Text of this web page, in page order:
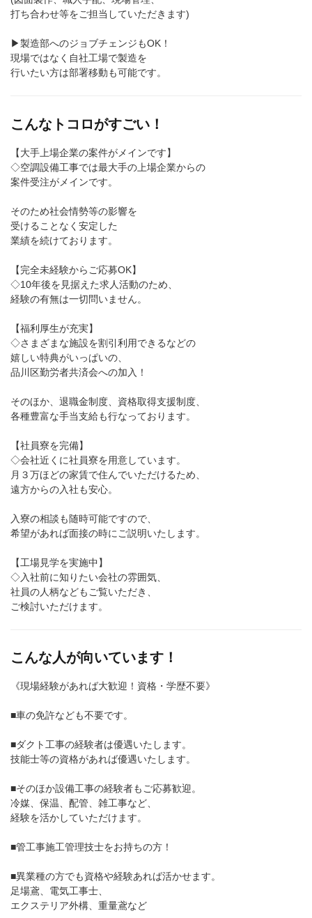
打ち合わせ等をご担当していただきます)
▶︎製造部へのジョブチェンジもOK！
現場ではなく自社工場で製造を
行いたい方は部署移動も可能です。
こんなトコロがすごい！
【大手上場企業の案件がメインです】
◇空調設備工事では最大手の上場企業からの
案件受注がメインです。
そのため社会情勢等の影響を
受けることなく安定した
業績を続けております。
【完全未経験からご応募OK】
◇10年後を見据えた求人活動のため、
経験の有無は一切問いません。
【福利厚生が充実】
◇さまざまな施設を割引利用できるなどの
嬉しい特典がいっぱいの、
品川区勤労者共済会への加入！
そのほか、退職金制度、資格取得支援制度、
各種豊富な手当支給も行なっております。
【社員寮を完備】
◇会社近くに社員寮を用意しています。
月３万ほどの家賃で住んでいただけるため、
遠方からの入社も安心。
入寮の相談も随時可能ですので、
希望があれば面接の時にご説明いたします。
【工場見学を実施中】
◇入社前に知りたい会社の雰囲気、
社員の人柄などもご覧いただき、
ご検討いただけます。
こんな人が向いています！
《現場経験があれば大歓迎！資格・学歴不要》
■車の免許なども不要です。
■ダクト工事の経験者は優遇いたします。
技能士等の資格があれば優遇いたします。
■そのほか設備工事の経験者もご応募歓迎。
冷媒、保温、配管、雑工事など、
経験を活かしていただけます。
■管工事施工管理技士をお持ちの方！
■異業種の方でも資格や経験あれば活かせます。
足場鳶、電気工事士、
エクステリア外構、重量鳶など